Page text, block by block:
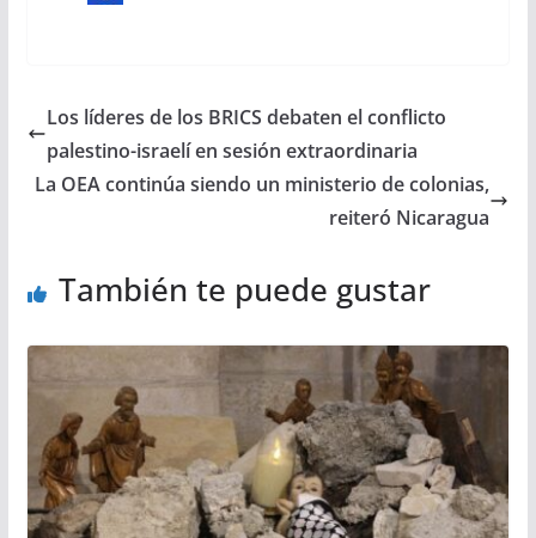
Los líderes de los BRICS debaten el conflicto
palestino-israelí en sesión extraordinaria
La OEA continúa siendo un ministerio de colonias,
reiteró Nicaragua
También te puede gustar